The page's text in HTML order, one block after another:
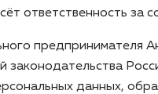
ответственность за
предпринимателя
законодательства
данных,